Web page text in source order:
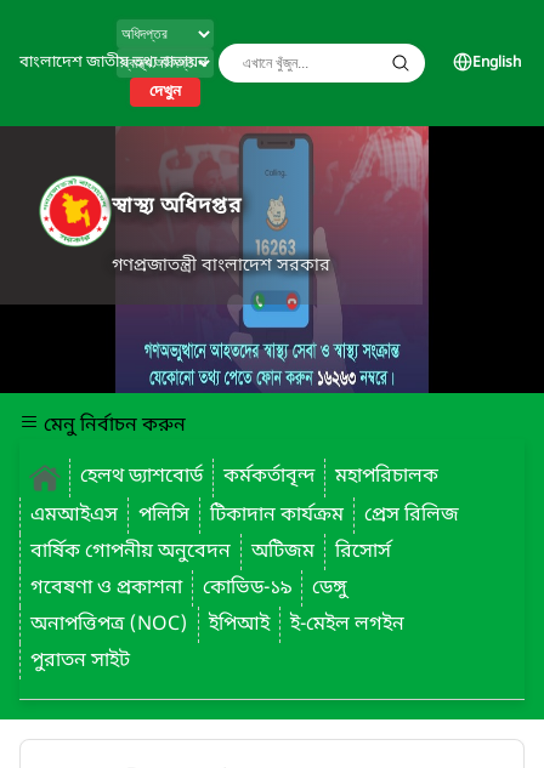
বাংলাদেশ জাতীয় তথ্য বাতায়ন
দেখুন
English
স্বাস্থ্য অধিদপ্তর
গণপ্রজাতন্ত্রী বাংলাদেশ সরকার
মেনু নির্বাচন করুন
হেলথ ড্যাশবোর্ড
কর্মকর্তাবৃন্দ
মহাপরিচালক
এমআইএস
পলিসি টিকাদান কার্যক্রম
প্রেস রিলিজ
বার্ষিক গোপনীয় অনুবেদন
অটিজম
রিসোর্স
গবেষণা ও প্রকাশনা
কোভিড-১৯
ডেঙ্গু
অনাপত্তিপত্র (NOC)
ইপিআই
ই-মেইল লগইন
পুরাতন সাইট